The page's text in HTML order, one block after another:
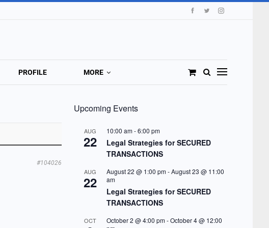
PROFILE MORE
#104026
Upcoming Events
AUG
22
10:00 am-6:00 pm
Legal Strategies for SECURED
TRANSACTIONS
AUG
22
August 22 @ 1:00 pm-August 23 @ 11:00
am
Legal Strategies for SECURED
TRANSACTIONS
OCT October 2 @ 4:00 pm-October 4 @ 12:00